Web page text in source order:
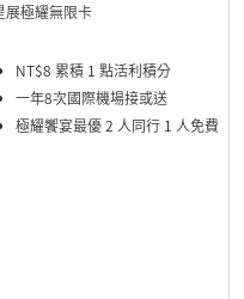
展極耀無限卡
NT$8 累積 1 點活利積分
一年8次國際機場接或送
極耀饗宴最優 2 人同行 1 人免費